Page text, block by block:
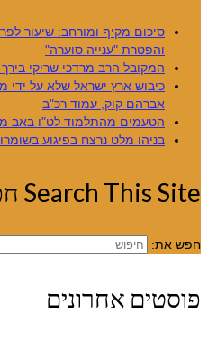
סיכום מקיף ומורחב: שיעור
והפטרת "ענייה סוערה"
המקובל הרב מרדכי שריקי
כיבוש ארץ ישראל שלא על ידי
אברהם קוק, עמוד רכ"ב
הטעמים מהתלמוד לט"ו באב
בניהו מלט נרצח בפיגוע
Search This Site חפש באתר
חפש את:
פוסטים אחרונים